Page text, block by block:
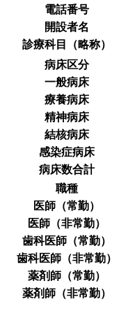
電話番号
開設者名
診療科目（略称）
病床区分
一般病床
療養病床
精神病床
結核病床
感染症病床
病床数合計
職種
医師（常勤）
医師（非常勤）
歯科医師（常勤）
歯科医師（非常勤）
薬剤師（常勤）
薬剤師（非常勤）